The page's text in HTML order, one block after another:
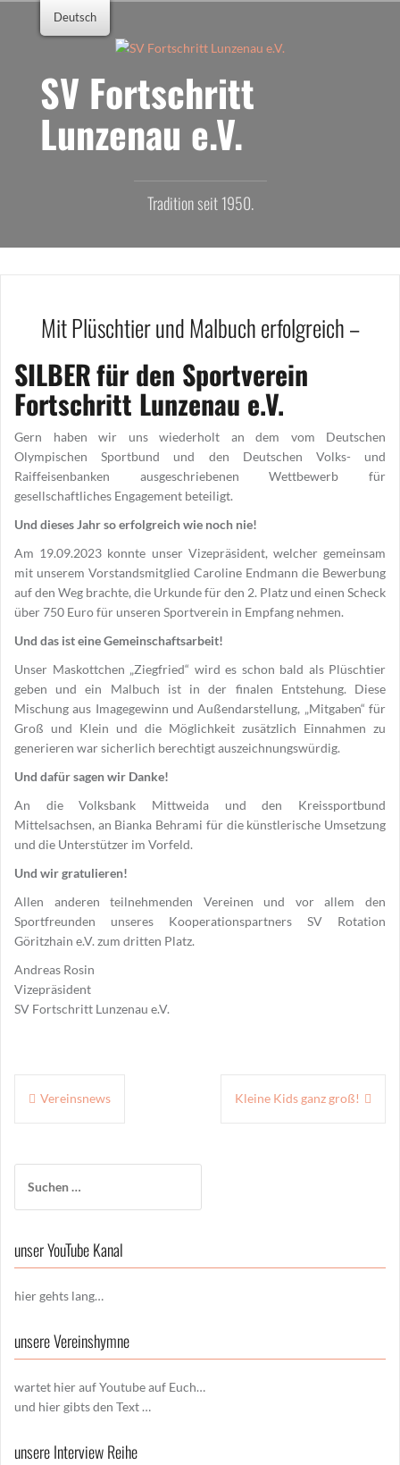
SV Fortschritt
Lunzenau e.V.
Tradition seit 1950.
Mit Plüschtier und Malbuch erfolgreich –
SILBERfür den Sportverein
Fortschritt Lunzenau e.V.
Gern haben wir uns wiederholt an dem vom Deutschen
Olympischen Sportbund und den Deutschen Volks- und
Raiffeisenbanken ausgeschriebenen Wettbewerb für
gesellschaftliches Engagement beteiligt.
Und dieses Jahr so erfolgreich wie noch nie!
Am 19.09.2023 konnte unser Vizepräsident, welcher gemeinsam
mit unserem Vorstandsmitglied Caroline Endmann die Bewerbung
auf den Weg brachte, die Urkunde für den 2. Platz und einen Scheck
über 750 Euro für unseren Sportverein in Empfang nehmen.
Und das ist eine Gemeinschaftsarbeit!
Unser Maskottchen „Ziegfried“ wird es schon bald als Plüschtier
geben und ein Malbuch ist in der finalen Entstehung. Diese
Mischung aus Imagegewinn und Außendarstellung, „Mitgaben“ für
Groß und Klein und die Möglichkeit zusätzlich Einnahmen zu
generieren war sicherlich berechtigt auszeichnungswürdig.
Und dafür sagen wir Danke!
An die Volksbank Mittweida und den Kreissportbund
Mittelsachsen, an Bianka Behrami für die künstlerische Umsetzung
und die Unterstützer im Vorfeld.
Und wir gratulieren!
Allen anderen teilnehmenden Vereinen und vor allem den
Sportfreunden unseres Kooperationspartners SV Rotation
Göritzhain e.V. zum dritten Platz.
Andreas Rosin
Vizepräsident
SV Fortschritt Lunzenau e.V.
Beitragsnavigation
Vereinsnews Kleine Kids ganz groß!
nach:
unser YouTube Kanal
hier gehts lang…
unsere Vereinshymne
wartet hier auf Youtube auf Euch…
und hier gibts den Text …
unsere Interview Reihe
Deutsch